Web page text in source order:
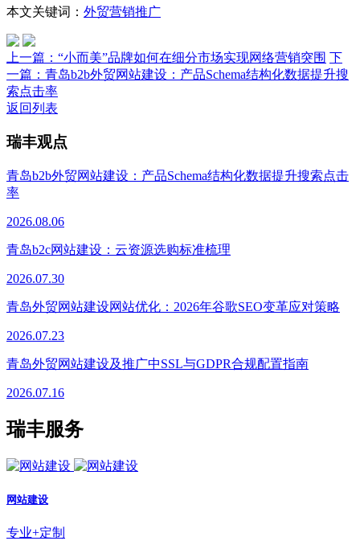
本文关键词： 外贸营销推广
上一篇： “小而美”品牌如何在细分市场实现网络营销突围 下
一篇： 青岛b2b外贸网站建设：产品Schema结构化数据提升搜
索点击率
返回列表
瑞丰观点
青岛b2b外贸网站建设：产品Schema结构化数据提升搜索点击
率
2026.08.06
青岛b2c网站建设：云资源选购标准梳理
2026.07.30
青岛外贸网站建设网站优化：2026年谷歌SEO变革应对策略
2026.07.23
青岛外贸网站建设及推广中SSL与GDPR合规配置指南
2026.07.16
瑞丰服务
网站建设
专业+定制